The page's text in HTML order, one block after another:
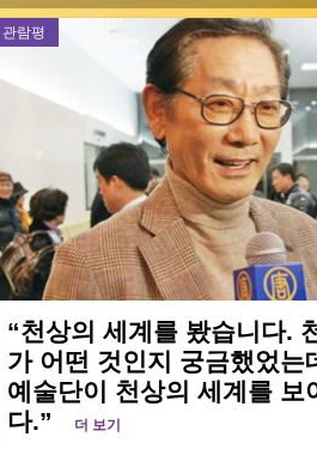
관람평
“천상의 세계를 봤습니다.
가 어떤 것인지 궁금했었는
예술단이 천상의 세계를 보
다.”
더 보기